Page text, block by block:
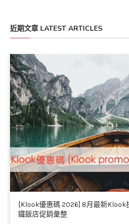
近期文章 LATEST ARTICLES
[Klook優惠碼 2026] 8月最新Klook
鐵飯店促銷彙整